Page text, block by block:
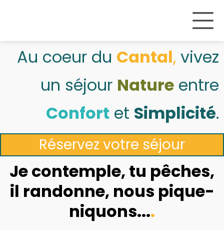
Au coeur du Cantal, vivez
un séjour Nature entre
Confort et Simplicité.
Réservez votre séjour
Jecontemple, tu pêches,
il randonne, nous pique-
niquons....